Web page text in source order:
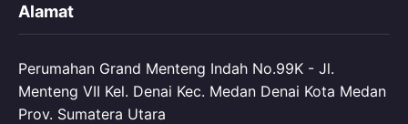
Alamat
Perumahan Grand Menteng Indah No.99K - Jl.
Menteng VII Kel. Denai Kec. Medan Denai Kota Medan
Prov. Sumatera Utara